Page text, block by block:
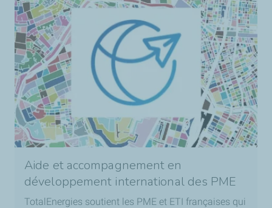
Aide et accompagnement en
développement international des PME
TotalEnergies soutient les PME et ETI françaises qui